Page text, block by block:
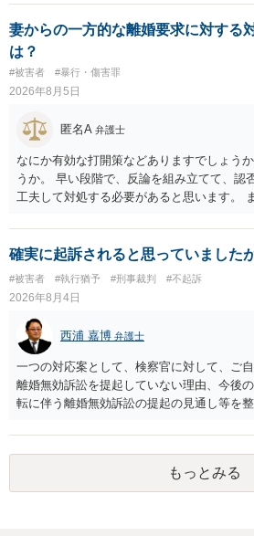
く。）若しくは物を挿入する行為であって
条及び第179条第2項において「性交等」と
関係の有無にかかわらず、5年以上の有期拘
次に掲げる行為又は事由その他これらに類
同意しない意思を形成し、表明し若しくは
にさせ又はその状態にあることに乗じて、
は、婚姻関係の有無にかかわらず、6月以上
る。 ③アルコール若しくは薬物を摂取させ
あること。 以上の通りですから、アルコー
しない意思を形成し、表明し若しくは全う
あることが必要です。
妻からの一方的な離婚要求に対する
は？
#被害者 #暴行・傷害罪
2026年8月5日
匿名A 弁護士
なにか有効な打開策などありますでしょう
うか。 早い段階で、反論を組み立てて、認
工夫して対処する必要があると思います。
告訴状を作って証拠をそろえて出すことで
確実に起訴されると思っていました
#被害者 #執行猶予 #刑事裁判 #不起訴
2026年8月4日
西浦 嘉博 弁護士
一つの対応案として、検察官に対して、ご
離婚無効訴訟を提起していない理由、今後
転に伴う離婚無効訴訟の提起の見通し等を
検察官の処分判断の際、相談者さんの意向
置づけられる様に思われます。 より詳細に
合、最寄りの法律事務所での相談を検討くだ
もっとみる